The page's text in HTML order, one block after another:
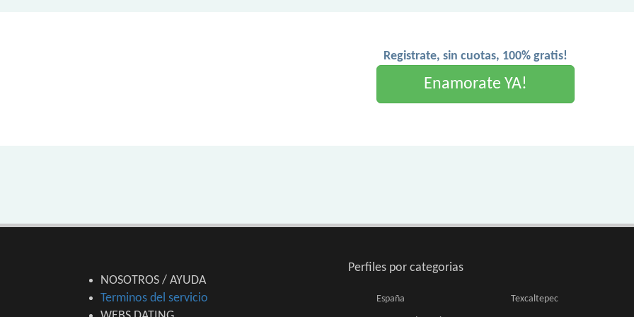
Registrate, sin cuotas, 100% gratis!
Enamorate YA!
NOSOTROS / AYUDA
Terminos del servicio
Perfiles por categorias
España Texcaltepec